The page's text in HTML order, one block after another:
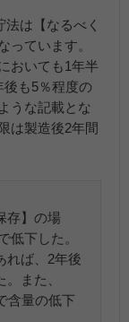
法は【なるべく
っています。
おいても1年半
後も5％程度の
うな記載とな
は製造後2年間
存】の場
低下した。
れば、2年後
また、
含量の低下